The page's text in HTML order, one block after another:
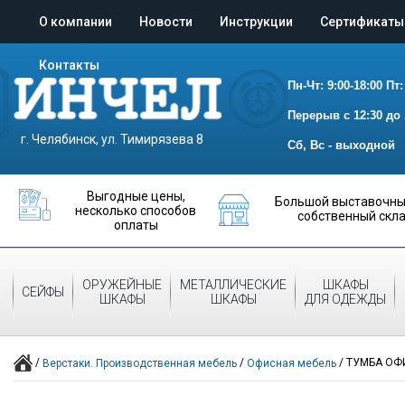
О компании Новости Инструкции Сертификаты
Контакты
г. Челябинск, ул. Тимирязева 8
Пн-Чт: 9:00-18:00
Перерыв с 12:30 до
Сб, Вс - выходной
Выгодные цены,
несколько способов
оплаты
Большой
собственный
СЕЙФЫ
ОРУЖЕЙНЫЕ
ШКАФЫ
МЕТАЛЛИЧЕСКИЕ
ШКАФЫ
ШКАФЫ
ДЛЯ ОДЕЖДЫ
/ Верстаки. Производственная мебель/ Офисная мебель/ ТУМБА